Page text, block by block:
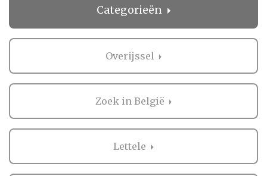
Categorieën
Overijssel
Zoek in België
Lettele